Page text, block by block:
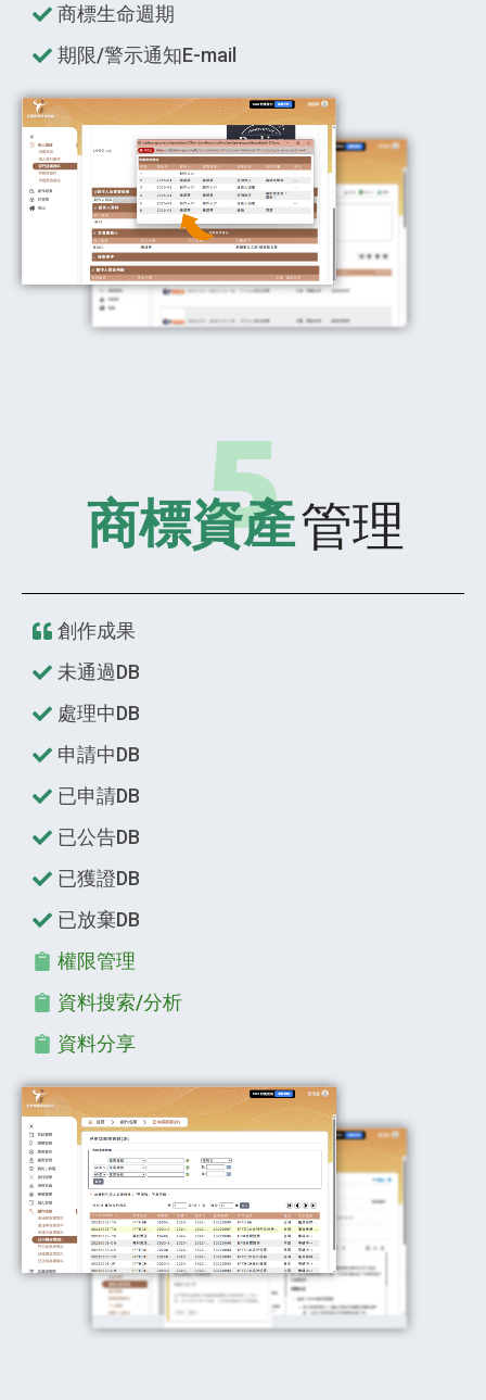
商標生命週期
期限/警示通知E-mail
商標資產管理
創作成果
未通過DB
處理中DB
申請中DB
已申請DB
已公告DB
已獲證DB
已放棄DB
權限管理
資料搜索/分析
資料分享